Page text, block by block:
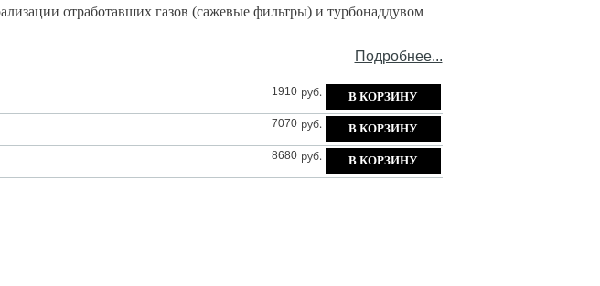
отработавших газов (сажевые фильтры) и турбонаддувом
Подробнее...
1910 руб.
7070 руб.
8680 руб.